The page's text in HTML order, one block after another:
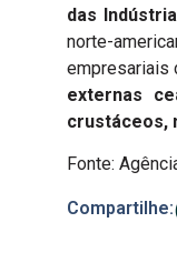
das
norte-
empresariais
externas
crustáceos,
Fonte:
Compartilhe: